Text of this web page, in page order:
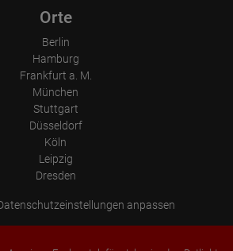
Orte
Berlin
Hamburg
Frankfurt a. M.
München
Stuttgart
Düsseldorf
Köln
Leipzig
Dresden
anpassen